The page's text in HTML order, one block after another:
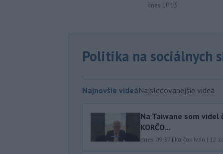
dnes 10:13
Politika na sociálnych
Najnovšie videáNajsledovanejšie videá
Na Taiwane som videl
KORČO...
dnes 09:37 | Korčok Ivan | 12